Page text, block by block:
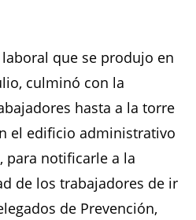
que se produjo en
culminó con la
hasta a la torre
el edificio administrativo
para notificarle a la
de los trabajadores de ir
de Prevención,